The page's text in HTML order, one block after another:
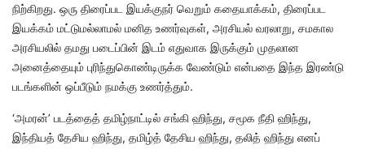
நிற்கிறது. ஒரு திரைப்பட இயக்குநர் வெறும் கதையாக்கம், திரைப்பட
இயக்கம் மட்டுமல்லாமல் மனித உணர்வுகள், அரசியல் வரலாறு, சமகால
அரசியலில் தமது படைப்பின் இடம் எதுவாக இருக்கும் முதலான
அனைத்தையும் புரிந்துகொண்டிருக்க வேண்டும் என்பதை இந்த இரண்டு
படங்களின் ஒப்பீடும் நமக்கு உணர்த்தும்.
‘அமரன்’ படத்தைத் தமிழ்நாட்டில் சங்கி ஹிந்து, சமூக நீதி ஹிந்து,
இந்தியத் தேசிய ஹிந்து, தமிழ்த் தேசிய ஹிந்து, தலித் ஹிந்து எனப்